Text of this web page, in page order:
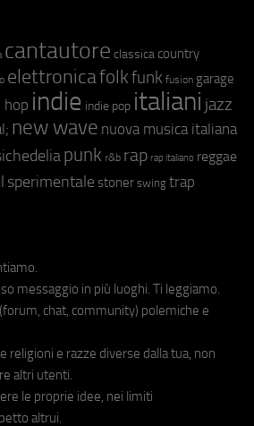
cantautore classica country
elettronicafolkfunk fusion garage
hop indie indie pop italiani jazz
new wave nuova musica italiana
punk r&b rap rap italiano reggae
sperimentale stoner swing trap
messaggio in più luoghi. Ti leggiamo.
chat, community) polemiche e
religioni e razze diverse dalla tua, non
altri utenti.
le proprie idee, nei limiti
altrui.